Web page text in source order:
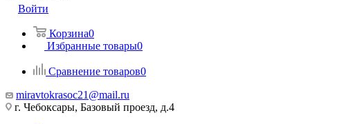
Войти
Корзина0
Избранные товары0
Сравнение товаров0
miravtokrasoc21@mail.ru
г. Чебоксары, Базовый проезд, д.4